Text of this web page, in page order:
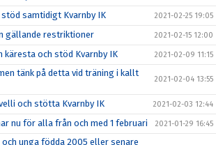
samtidigt Kvarnby IK 2021-02-25 19:05
gällande restriktioner 2021-02-15 12:00
och stöd Kvarnby IK 2021-02-09 11:15
tänk på detta vid träning i kallt
2021-02-04 13:55
och stötta Kvarnby IK 2021-02-03 12:44
nu för alla från och med 1 februari 2021-01-29 16:45
unga födda 2005 eller senare